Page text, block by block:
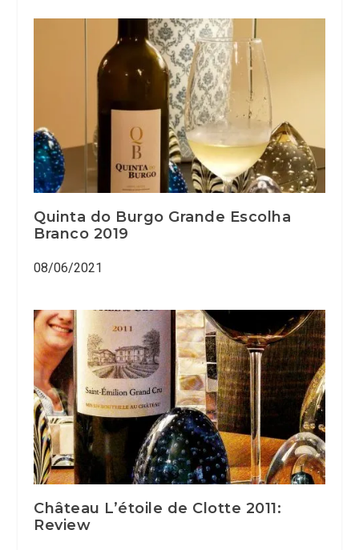
Quinta do Burgo Grande Escolha
Branco 2019
08/06/2021
Château L’étoile de Clotte 2011:
Review